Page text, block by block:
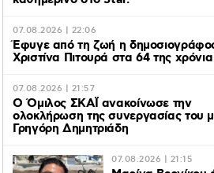
07.08.2026 | 22:06
Έφυγε από τη ζωή η
Χριστίνα Πιτουρά στα 64 της χρόνια
07.08.2026 | 21:57
Ο Όμιλος ΣΚΑΪ ανακοίνωσε την
ολοκλήρωση της συνεργασίας του
Γρηγόρη Δημητριάδη
07.08.2026 | 21:15